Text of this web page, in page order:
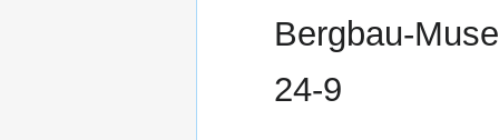
Bergbau-
24-9